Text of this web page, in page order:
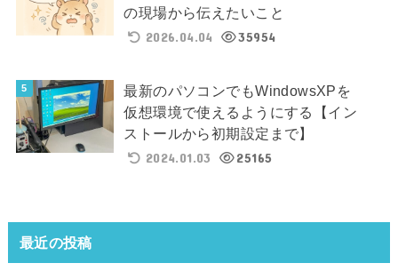
の現場から伝えたいこと
2026.04.04
35954
最新のパソコンでもWindowsXPを
仮想環境で使えるようにする【イン
ストールから初期設定まで】
2024.01.03
25165
最近の投稿